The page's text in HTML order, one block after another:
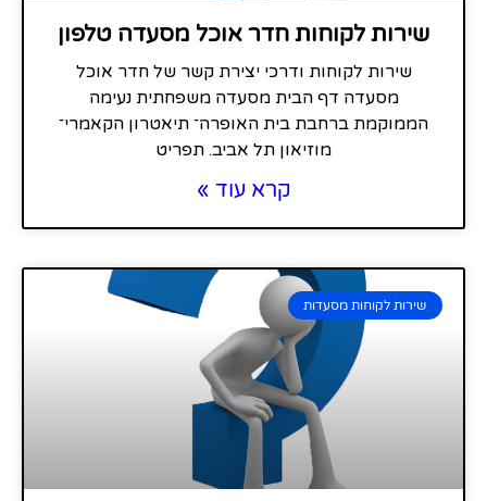
שירות לקוחות חדר אוכל מסעדה טלפון
שירות לקוחות ודרכי יצירת קשר של חדר אוכל
מסעדה דף הבית מסעדה משפחתית נעימה
הממוקמת ברחבת בית האופרה־ תיאטרון הקאמרי־
מוזיאון תל אביב. תפריט
קרא עוד »
שירות לקוחות מסעדות